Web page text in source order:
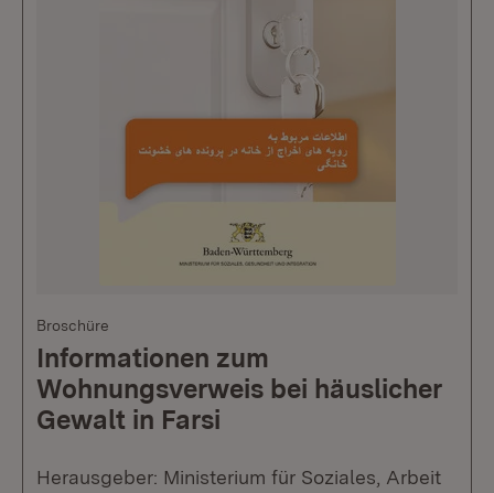
Broschüre
Informationen zum
Wohnungsverweis bei häuslicher
Gewalt in Farsi
Herausgeber: Ministerium für Soziales, Arbeit